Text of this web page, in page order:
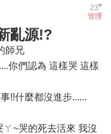
23#
管理
亂源!?
師兄
你們認為 這樣哭 這樣
!!什麼都沒進步......
~哭的死去活來 我沒